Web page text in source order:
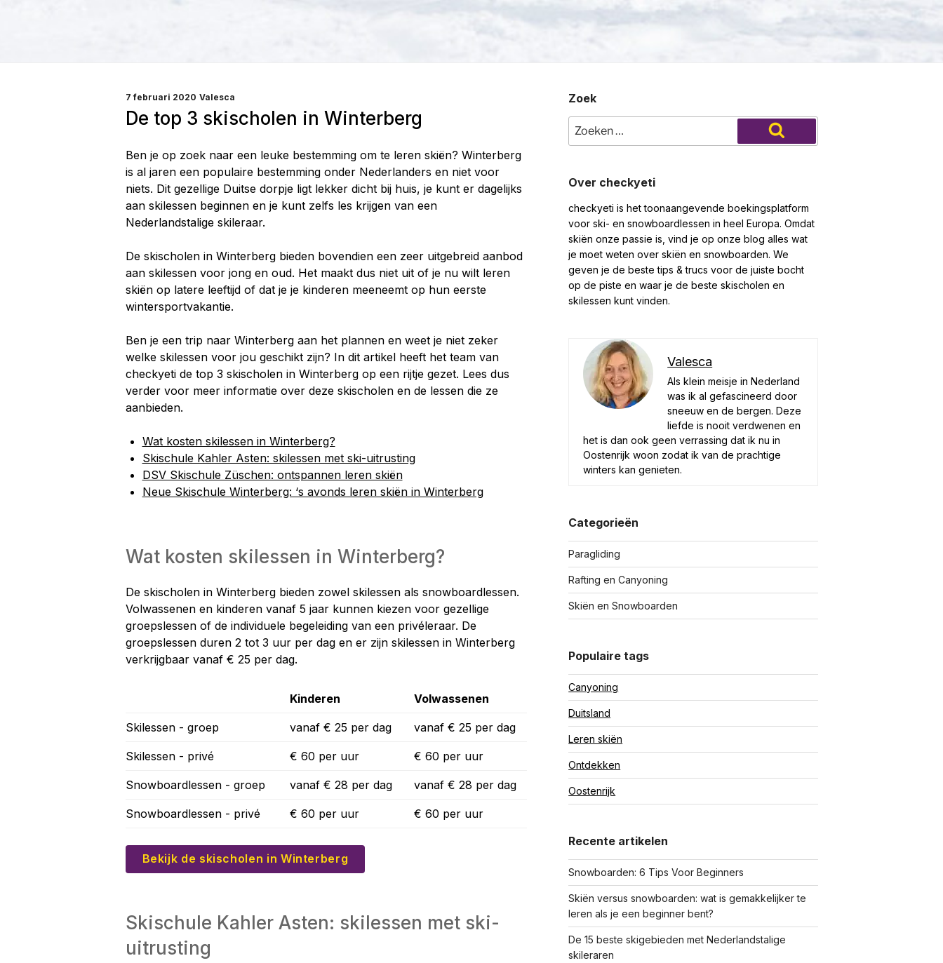
GEPLAATST
7 februari 2020 Valesca
De top 3 skischolen in Winterberg
Ben je op zoek naar een leuke bestemming om te leren skiën? Winterberg
is al jaren een populaire bestemming onder Nederlanders en niet voor
niets. Dit gezellige Duitse dorpje ligt lekker dicht bij huis, je kunt er dagelijks
aan skilessen beginnen en je kunt zelfs les krijgen van een
Nederlandstalige skileraar.
De skischolen in Winterberg bieden bovendien een zeer uitgebreid aanbod
aan skilessen voor jong en oud. Het maakt dus niet uit of je nu wilt leren
skiën op latere leeftijd of dat je je kinderen meeneemt op hun eerste
wintersportvakantie.
Ben je een trip naar Winterberg aan het plannen en weet je niet zeker
welke skilessen voor jou geschikt zijn? In dit artikel heeft het team van
checkyeti de top 3 skischolen in Winterberg op een rijtje gezet. Lees dus
verder voor meer informatie over deze skischolen en de lessen die ze
aanbieden.
Wat kosten skilessen in Winterberg?
Skischule Kahler Asten: skilessen met ski-uitrusting
DSV Skischule Züschen: ontspannen leren skiën
Neue Skischule Winterberg: ‘s avonds leren skiën in Winterberg
Wat kosten skilessen in Winterberg?
De skischolen in Winterberg bieden zowel skilessen als snowboardlessen.
Volwassenen en kinderen vanaf 5 jaar kunnen kiezen voor gezellige
groepslessen of de individuele begeleiding van een privéleraar. De
groepslessen duren 2 tot 3 uur per dag en er zijn skilessen in Winterberg
verkrijgbaar vanaf € 25 per dag.
Kinderen Volwassenen
Skilessen - groep vanaf € 25 per dag vanaf € 25 per dag
Skilessen - privé € 60 per uur € 60 per uur
Snowboardlessen - groep vanaf € 28 per dag vanaf € 28 per dag
Snowboardlessen - privé € 60 per uur € 60 per uur
Bekijk de skischolen in Winterberg
Skischule Kahler Asten: skilessen met ski-
uitrusting
Zoek
naar:
Zoeken
Over checkyeti
checkyeti is het toonaangevende boekingsplatform
voor ski- en snowboardlessen in heel Europa. Omdat
skiën onze passie is, vind je op onze blog alles wat
je moet weten over skiën en snowboarden. We
geven je de beste tips & trucs voor de juiste bocht
op de piste en waar je de beste skischolen en
skilessen kunt vinden.
Valesca
Als klein meisje in Nederland
was ik al gefascineerd door
sneeuw en de bergen. Deze
liefde is nooit verdwenen en
het is dan ook geen verrassing dat ik nu in
Oostenrijk woon zodat ik van de prachtige
winters kan genieten.
Categorieën
Paragliding
Rafting en Canyoning
Skiën en Snowboarden
Populaire tags
Canyoning
Duitsland
Leren skiën
Ontdekken
Oostenrijk
Recente artikelen
Snowboarden: 6 Tips Voor Beginners
Skiën versus snowboarden: wat is gemakkelijker te
leren als je een beginner bent?
De 15 beste skigebieden met Nederlandstalige
skileraren